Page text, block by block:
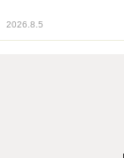
2026.8.5